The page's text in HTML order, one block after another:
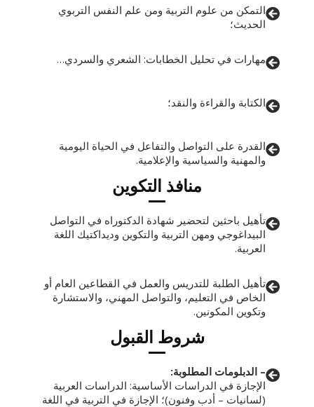
التمكن من علوم التربية ومن علم النفس التربوي
الحديث؛
مهارات في تحليل الخطابات: الشعري والسردي…
الكتابة والقراءة والنقد؛
القدرة على التواصل والتفاعل في الحياة اليومية
والمهنية والسياسية والإعلامية.
منافذ التكوين
تأهيل باحثين لتحضير شهادة الدكتوراه في التواصل
البيداغوجي ومهن التربية والتكوين وديداكتيك اللغة
العربية.
تأهيل الطلبة للتدريس والعمل في القطاعين العام أو
الخاص في التعليم، والتواصل المهني، والاستشارة
وتكوين المكونين.
شروط القبول
– الدبلومات المطلوبة:
الإجازة في الدراسات الأساسية: الدراسات العربية
(لسانيات – أدب وفنون)؛ الإجازة في التربية في اللغة